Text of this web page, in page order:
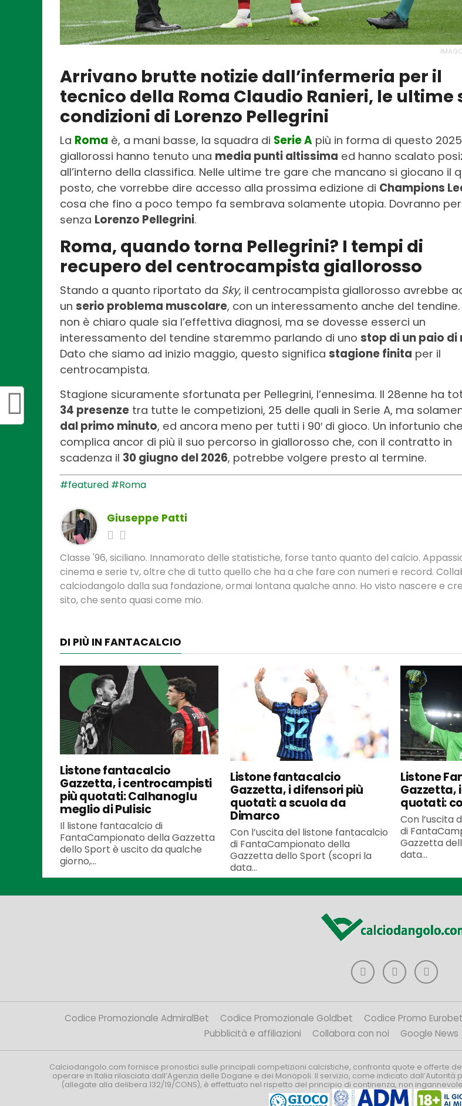
Arrivano brutte notizie dall’infermeria per il
tecnico della Roma Claudio Ranieri, le ultime
condizioni di Lorenzo Pellegrini
La Roma è, a mani basse, la squadra di Serie A più in forma di questo
giallorossi hanno tenuto una media punti altissima ed hanno scalato
all’interno della classifica. Nelle ultime tre gare che mancano si giocano il
posto, che vorrebbe dire accesso alla prossima edizione di Champions
cosa che fino a poco tempo fa sembrava solamente utopia. Dovranno
senza Lorenzo Pellegrini.
Roma, quando torna Pellegrini? I tempi di
recupero del centrocampista giallorosso
Stando a quanto riportato da Sky, il centrocampista giallorosso avrebbe
un serio problema muscolare, con un interessamento anche del
non è chiaro quale sia l’effettiva diagnosi, ma se dovesse esserci un
interessamento del tendine staremmo parlando di uno stop di un paio di
Dato che siamo ad inizio maggio, questo significa stagione finita per il
centrocampista.
Stagione sicuramente sfortunata per Pellegrini, l’ennesima. Il 28enne ha
34 presenze tra tutte le competizioni, 25 delle quali in Serie A, ma
dal primo minuto, ed ancora meno per tutti i 90′ di gioco. Un infortunio che
complica ancor di più il suo percorso in giallorosso che, con il contratto in
scadenza il 30 giugno del 2026, potrebbe volgere presto al termine.
#featured #Roma
Giuseppe Patti
Classe '96, siciliano. Innamorato delle statistiche, forse tanto quanto del calcio.
cinema e serie tv, oltre che di tutto quello che ha a che fare con numeri e record.
calciodangolo dalla sua fondazione, ormai lontana qualche anno. Ho visto nascere e
sito, che sento quasi come mio.
DI PIÙ IN FANTACALCIO
Listone fantacalcio
Gazzetta, i centrocampisti
più quotati: Calhanoglu
meglio di Pulisic
Il listone fantacalcio di
FantaCampionato della Gazzetta
dello Sport è uscito da qualche
giorno,...
Listone fantacalcio
Gazzetta, i difensori più
quotati: a scuola da
Dimarco
Con l’uscita del listone fantacalcio
di FantaCampionato della
Gazzetta dello Sport (scopri la
data...
Listone
Gazzetta,
quotati:
Con l’uscita
di
Gazzetta
data...
Codice Promozionale AdmiralBet Codice Promozionale Goldbet Codice Promo Eurobet
Pubblicità e affiliazioni
Collabora con noi Google News
Calciodangolo.com fornisce pronostici sulle principali competizioni calcistiche, confronta quote e offerte
operare in Italia rilasciata dall’Agenzia delle Dogane e dei Monopoli. Il servizio, come indicato
(allegate alla delibera 132/19/CONS), è effettuato nel rispetto del principio di continenza, non